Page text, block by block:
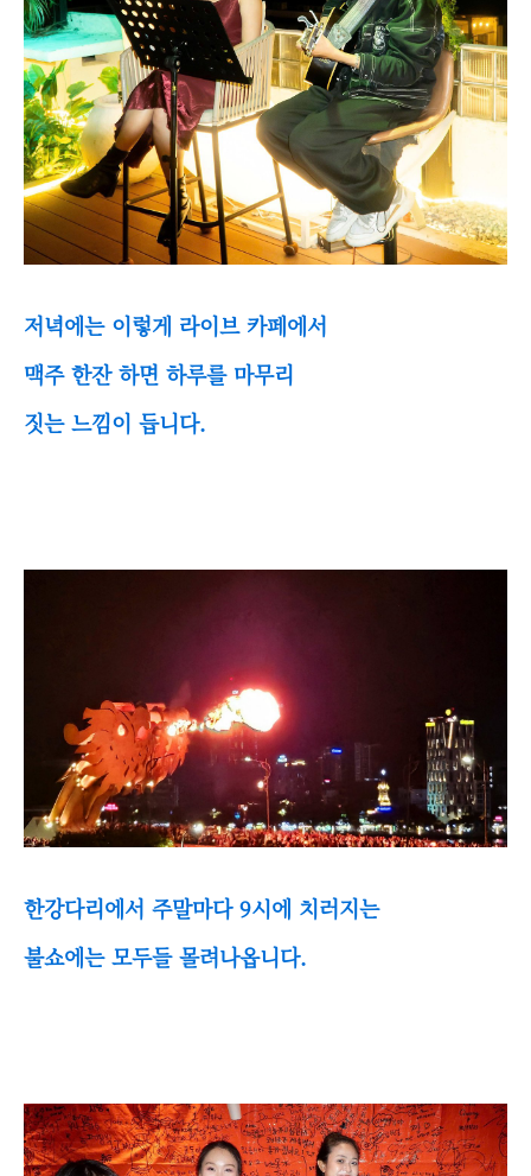
저녁에는 이렇게 라이브 카페에서
맥주 한잔 하면 하루를 마무리
짓는 느낌이 듭니다.
한강다리에서 주말마다 9시에 치러지는
불쇼에는 모두들 몰려나옵니다.